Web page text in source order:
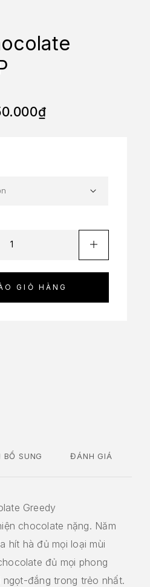
₫
GIỎ HÀNG
BỔ SUNG ĐÁNH GIÁ
Greedy
chocolate nặng. Năm
hít hà đủ mọi loại mùi
đủ mọi phong
ngọt-đắng trong trẻo nhất.